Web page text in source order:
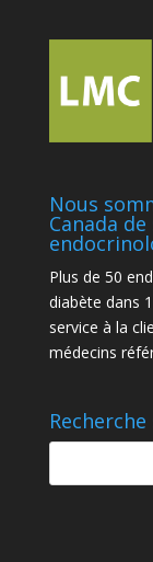
Nous
Canada
Plus de 50
diabète dans
service à la
médecins